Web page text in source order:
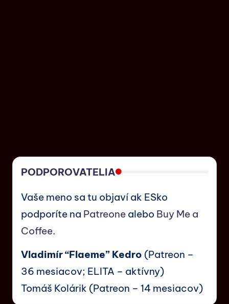
PODPOROVATELIA
Vaše meno sa tu objaví ak ESko
podporíte na Patreone alebo Buy Me a
Coffee.
Vladimír “Flaeme” Kedro (Patreon –
36 mesiacov; ELITA – aktívny)
Tomáš Kolárik (Patreon – 14 mesiacov)